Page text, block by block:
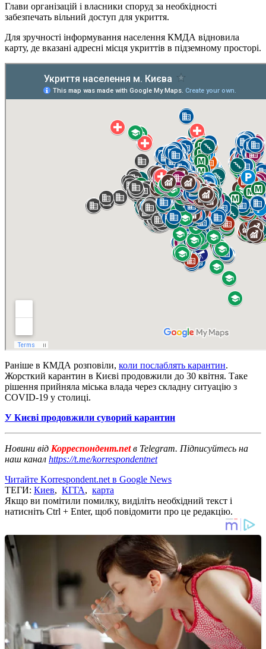
Глави організацій і власники споруд за необхідності
забезпечать вільний доступ для укриття.
Для зручності інформування населення КМДА відновила
карту, де вказані адресні місця укриттів в підземному просторі.
Раніше в КМДА розповіли, коли послаблять карантин.
Жорсткий карантин в Києві продовжили до 30 квітня. Таке
рішення прийняла міська влада через складну ситуацію з
COVID-19 у столиці.
У Києві продовжили суворий карантин
Новини від Корреспондент.netв Telegram. Підписуйтесь на
наш канал https://t.me/korrespondentnet
Читайте Korrespondent.net в Google News
ТЕГИ: Киев, КГГА, карта
Якщо ви помітили помилку, виділіть необхідний текст і
натисніть Ctrl + Enter, щоб повідомити про це редакцію.